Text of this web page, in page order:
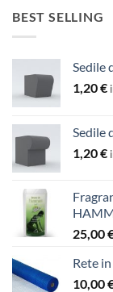
BEST SELLING
Sedile
1,20€
Sedile
1,20€
25,00
Rete
10,00